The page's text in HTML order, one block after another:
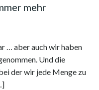
mehr
… aber auch wir haben
Und die
der wir jede Menge zu